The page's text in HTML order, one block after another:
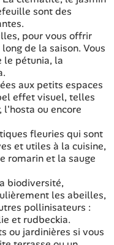
sont des
pour vous offrir
de la saison. Vous
le pétunia, la
aux petits espaces
effet visuel, telles
ou encore
fleuries qui sont
et utiles à la cuisine,
romarin et la sauge
biodiversité,
les abeilles,
pollinisateurs :
et rudbeckia.
ou jardinières si vous